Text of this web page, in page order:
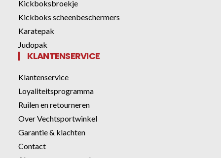
Kickboksbroekje
Kickboks scheenbeschermers
Karatepak
Judopak
KLANTENSERVICE
Klantenservice
Loyaliteitsprogramma
Ruilen en retourneren
Over Vechtsportwinkel
Garantie & klachten
Contact